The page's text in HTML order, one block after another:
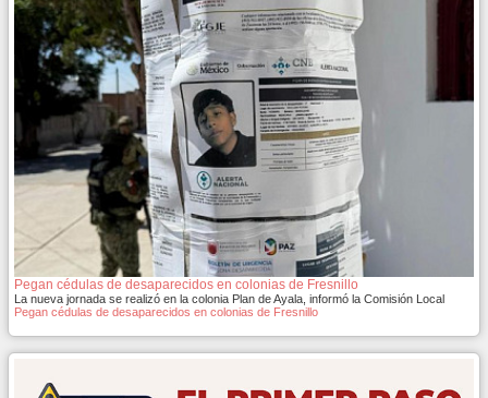
Pegan cédulas de desaparecidos en colonias de Fresnillo
La nueva jornada se realizó en la colonia Plan de Ayala, informó la Comisión Local
Pegan cédulas de desaparecidos en colonias de Fresnillo